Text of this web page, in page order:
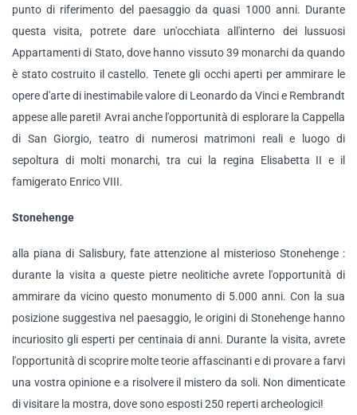
punto di riferimento del paesaggio da quasi 1000 anni. Durante
questa visita, potrete dare un'occhiata all'interno dei lussuosi
Appartamenti di Stato, dove hanno vissuto 39 monarchi da quando
è stato costruito il castello. Tenete gli occhi aperti per ammirare le
opere d'arte di inestimabile valore di Leonardo da Vinci e Rembrandt
appese alle pareti! Avrai anche l'opportunità di esplorare la Cappella
di San Giorgio, teatro di numerosi matrimoni reali e luogo di
sepoltura di molti monarchi, tra cui la regina Elisabetta II e il
famigerato Enrico VIII.
Stonehenge
alla piana di Salisbury, fate attenzione al misterioso Stonehenge :
durante la visita a queste pietre neolitiche avrete l'opportunità di
ammirare da vicino questo monumento di 5.000 anni. Con la sua
posizione suggestiva nel paesaggio, le origini di Stonehenge hanno
incuriosito gli esperti per centinaia di anni. Durante la visita, avrete
l'opportunità di scoprire molte teorie affascinanti e di provare a farvi
una vostra opinione e a risolvere il mistero da soli. Non dimenticate
di visitare la mostra, dove sono esposti 250 reperti archeologici!